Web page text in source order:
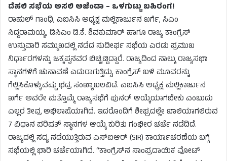
ದೆಹಲಿ ಸಭೆಯ ಅಸಲಿ ಅಜೆಂಡಾ – ಒಳಗುಟ್ಟು ಬಹಿರಂಗ!
ರಾಹುಲ್ ಗಾಂಧಿ, ಎಐಸಿಸಿ ಅಧ್ಯಕ್ಷ ಮಲ್ಲಿಕಾರ್ಜುನ ಖರ್ಗೆ, ಸಿಎಂ
ಸಿದ್ದರಾಮಯ್ಯ, ಡಿಸಿಎಂ ಡಿ.ಕೆ. ಶಿವಕುಮಾರ್ ಹಾಗೂ ರಾಜ್ಯ ಕಾಂಗ್ರೆಸ್
ಉಸ್ತುವಾರಿ ಸಮ್ಮುಖದಲ್ಲಿ ನಡೆದ ಸುದೀರ್ಘ ಸಭೆಯ ಎರಡು ಪ್ರಮುಖ
ನಿರ್ಧಾರಗಳನ್ನು ಜಕ್ಕಪ್ಪನವರ ಬಿಚ್ಚಿಟ್ಟಿದ್ದಾರೆ. ರಾಜ್ಯದಿಂದ ನಾಲ್ಕು ರಾಜ್ಯಸಭಾ
ಸ್ಥಾನಗಳಿಗೆ ಚುನಾವಣೆ ಎದುರಾಗುತ್ತಿದ್ದು, ಕಾಂಗ್ರೆಸ್ ಬಳಿ ಮೂವರನ್ನು
ಗೆಲ್ಲಿಸಿಕೊಳ್ಳುವಷ್ಟು ಭದ್ರ ಸಂಖ್ಯಾಬಲವಿದೆ. ಎಐಸಿಸಿ ಅಧ್ಯಕ್ಷ ಮಲ್ಲಿಕಾರ್ಜುನ
ಖರ್ಗೆ ಅವರೇ ಮತ್ತೊಮ್ಮೆ ರಾಜ್ಯಸಭೆಗೆ ಪುನರ್ ಆಯ್ಕೆಯಾಗಬೇಕು ಎಂಬುದು
ಎಲ್ಲರ ತೀವ್ರ ಅಭಿಲಾಷೆಯಾಗಿದೆ. ಇದರೊಂದಿಗೆ ಶೀಘ್ರದಲ್ಲೇ ಖಾಲಿಯಾಗಲಿರುವ
7 ವಿಧಾನ ಪರಿಷತ್ ಸ್ಥಾನಗಳ ಆಯ್ಕೆ ಕುರಿತು ಗಂಭೀರ ಚರ್ಚೆ ನಡೆದಿದೆ.
ರಾಜ್ಯದಲ್ಲಿ ಸದ್ಯ ನಡೆಯುತ್ತಿರುವ ಎಸ್‌ಐಆರ್ (SIR) ಕಾರ್ಯಾಚರಣೆಯ ಬಗ್ಗೆ
ಸಭೆಯಲ್ಲಿ ಭಾರಿ ಚರ್ಚೆಯಾಗಿದೆ. “ಕಾಂಗ್ರೆಸ್‌ನ ಸಾಂಪ್ರದಾಯಿಕ ವೋಟ್